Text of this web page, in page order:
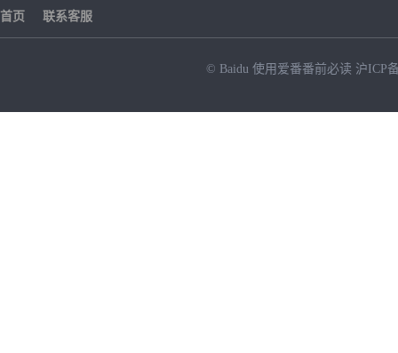
首页 联系客服
© Baidu 使用爱番番前必读 沪ICP